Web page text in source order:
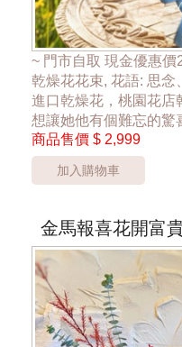
~ 門市自取 現金優惠價
乾燥花花束, 花語: 思念
進口乾燥花，桃園花店
想讓她他有個難忘的驚
花店，24hr 網路訂花
幸福散播愛的氛圍，讓
**外送桃園市''桃園區''
***乾燥花材色彩、包
商品售價 $ 2,999
加入購物車
金馬報喜花開富